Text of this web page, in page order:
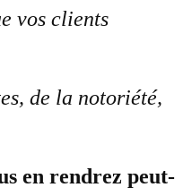
vos clients
de la notoriété,
en rendrez peut-